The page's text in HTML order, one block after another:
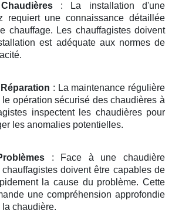
: La installation d'une
requiert une connaissance détaillée
chauffage. Les chauffagistes doivent
est adéquate aux normes de
: La maintenance régulière
opération sécurisé des chaudières à
inspectent les chaudières pour
les anomalies potentielles.
: Face à une chaudière
doivent être capables de
la cause du problème. Cette
une compréhension approfondie
chaudière.